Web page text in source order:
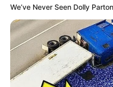
FRIDAY PLANS
We’ve Never Seen Dolly